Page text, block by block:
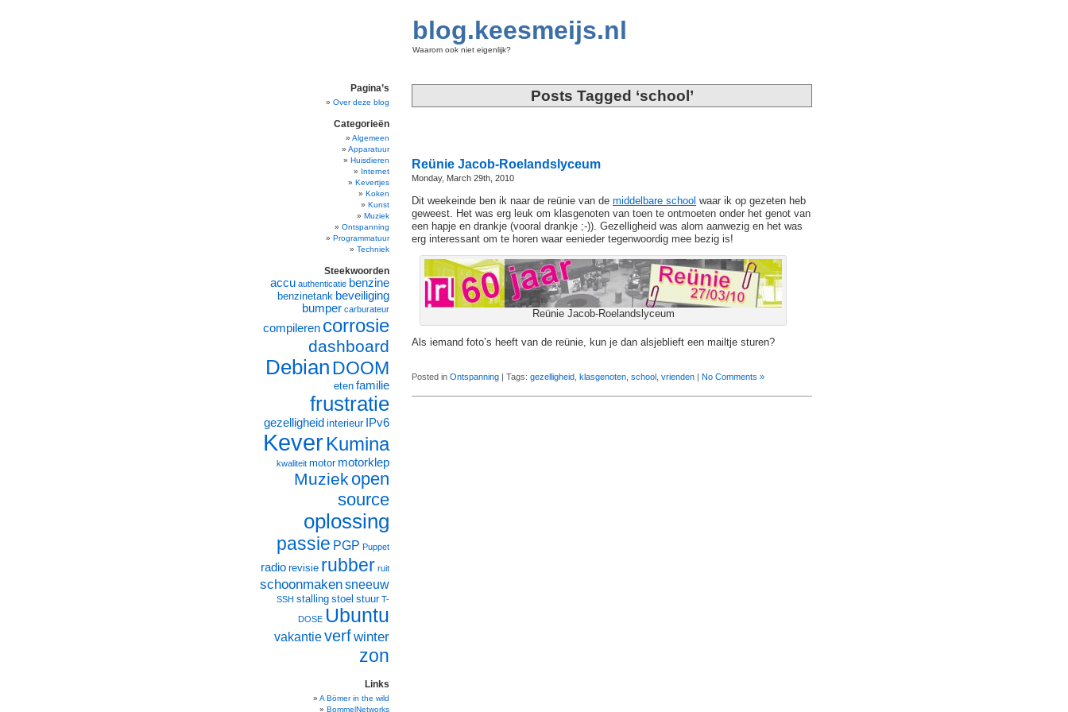
blog.keesmeijs.nl
Waarom ook niet eigenlijk?
Posts Tagged ‘school’
Reünie Jacob-Roelandslyceum
Monday, March 29th, 2010
Dit weekeinde ben ik naar de reünie van de middelbare school waar ik op gezeten heb
geweest. Het was erg leuk om klasgenoten van toen te ontmoeten onder het genot van
een hapje en drankje (vooral drankje ;-)). Gezelligheid was alom aanwezig en het was
erg interessant om te horen waar eenieder tegenwoordig mee bezig is!
Reünie Jacob-Roelandslyceum
Als iemand foto’s heeft van de reünie, kun je dan alsjeblieft een mailtje sturen?
Posted in Ontspanning | Tags: gezelligheid klasgenoten school vrienden No Comments »
Pagina’s
Over deze blog
Categorieën
Algemeen
Apparatuur
Huisdieren
Internet
Kevertjes
Koken
Kunst
Muziek
Ontspanning
Programmatuur
Techniek
Steekwoorden
accu authenticatie benzine
benzinetank beveiliging
bumper carburateur
compileren corrosie
dashboard
DebianDOOM
eten familie
frustratie
gezelligheid interieur IPv6
KeverKumina
kwaliteit motor motorklep
Muziek open
source
oplossing
passie PGP Puppet
radio revisie rubber ruit
schoonmakensneeuw
SSH stalling stoel stuur T-
DOSE Ubuntu
vakantieverfwinter
zon
Links
A Bömer in the wild
BommelNetworks